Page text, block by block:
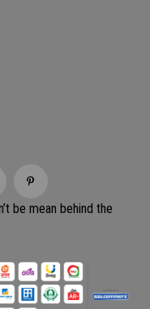
be mean behind the